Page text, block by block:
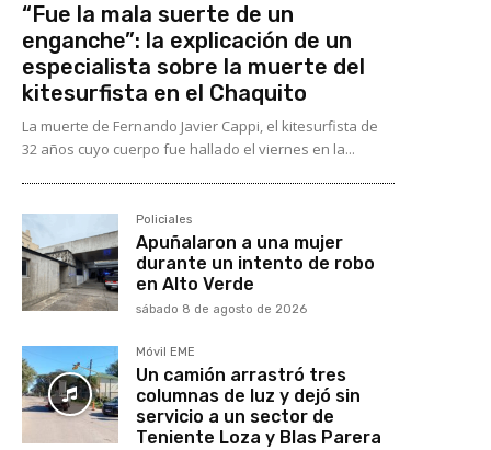
“Fue la mala suerte de un
enganche”: la explicación de un
especialista sobre la muerte del
kitesurfista en el Chaquito
La muerte de Fernando Javier Cappi, el kitesurfista de
32 años cuyo cuerpo fue hallado el viernes en la...
Policiales
Apuñalaron a una mujer
durante un intento de robo
en Alto Verde
sábado 8 de agosto de 2026
Móvil EME
Un camión arrastró tres
columnas de luz y dejó sin
servicio a un sector de
Teniente Loza y Blas Parera